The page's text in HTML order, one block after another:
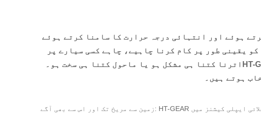
ہوئے اور انتہائی درجہ حرارت کا سامنا کرتے ہوئے
یقینی طور پر کام کرنا چاہیے، چاہے کسی سیارے پر
اترنا کتنا ہی مشکل ہو یا ماحول کتنا ہی سخت ہو۔HT-GEAR ڈرائیو سسٹمز، ان کی قابل اعتمادی، کم سے کم تنصیب کی جگہ، وزن یا بجلی کے تقاضوں
ہوتے ہیں۔
زمین سے مریخ تک اور اس سے بھی آگے: HT-GEAR ڈرائیوز بہت ساری خلائی ایپلی کیشنز میں